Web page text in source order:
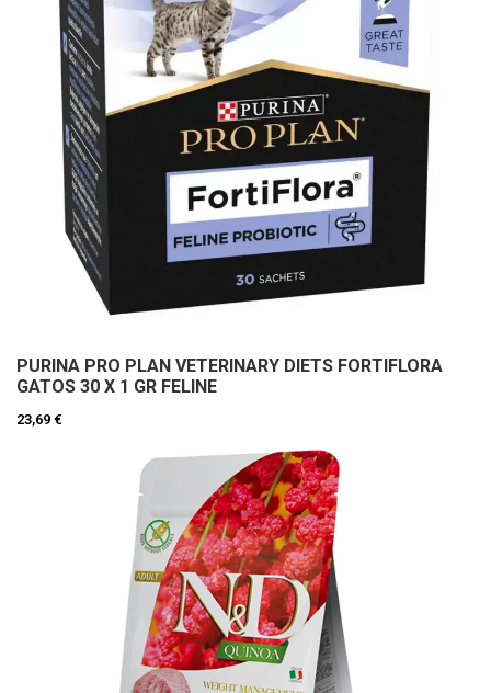
PURINA PRO PLAN VETERINARY DIETS FORTIFLORA
GATOS 30 X 1 GR FELINE
23,69 €